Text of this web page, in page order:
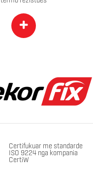
+
Certifukuar me standarde
ISO 9224 nga kompania
CertiW